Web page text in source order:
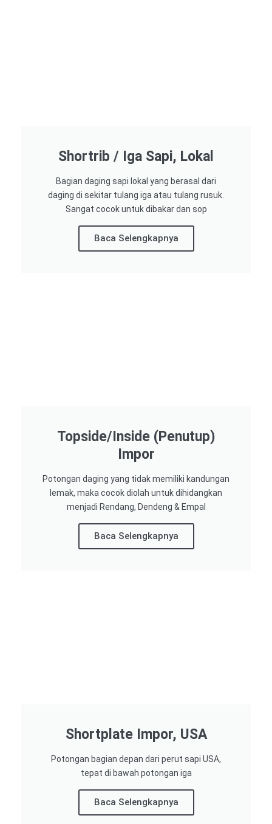
Shortrib / Iga Sapi, Lokal
Bagian daging sapi lokal yang berasal dari
daging di sekitar tulang iga atau tulang rusuk.
Sangat cocok untuk dibakar dan sop
Baca Selengkapnya
Topside/Inside (Penutup)
Impor​
Potongan daging yang tidak memiliki kandungan
lemak, maka cocok diolah untuk dihidangkan
menjadi Rendang, Dendeng & Empal
Baca Selengkapnya
Shortplate Impor, USA
Potongan bagian depan dari perut sapi USA,
tepat di bawah potongan iga
Baca Selengkapnya